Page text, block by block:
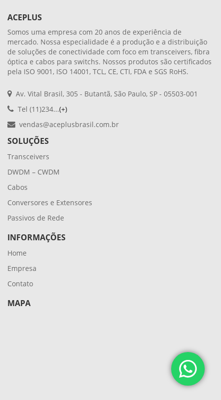
ACEPLUS
Somos uma empresa com 20 anos de experiência de
mercado. Nossa especialidade é a produção e a distribuição
de soluções de conectividade com foco em transceivers, fibra
óptica e cabos para switchs. Nossos produtos são certificados
pela ISO 9001, ISO 14001, TCL, CE, CTI, FDA e SGS RoHS.
Av. Vital Brasil, 305 - Butantã, São Paulo, SP - 05503-001
Tel (11)234...(+)
vendas@aceplusbrasil.com.br
SOLUÇÕES
Transceivers
DWDM – CWDM
Cabos
Conversores e Extensores
Passivos de Rede
INFORMAÇÕES
Home
Empresa
Contato
MAPA